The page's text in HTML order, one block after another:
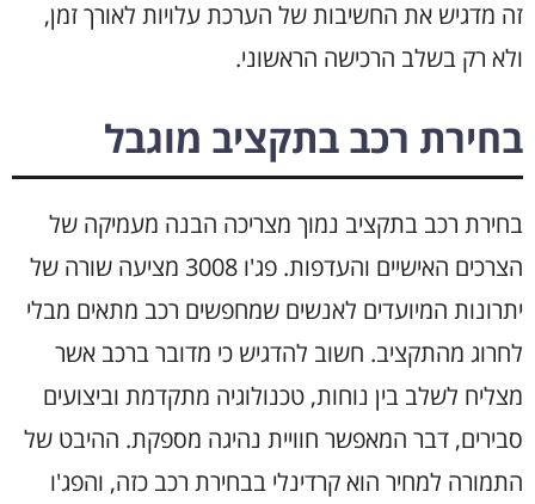
זה מדגיש את החשיבות של הערכת עלויות לאורך זמן,
ולא רק בשלב הרכישה הראשוני.
בחירת רכב בתקציב מוגבל
בחירת רכב בתקציב נמוך מצריכה הבנה מעמיקה של
הצרכים האישיים והעדפות. פג'ו 3008 מציעה שורה של
יתרונות המיועדים לאנשים שמחפשים רכב מתאים מבלי
לחרוג מהתקציב. חשוב להדגיש כי מדובר ברכב אשר
מצליח לשלב בין נוחות, טכנולוגיה מתקדמת וביצועים
סבירים, דבר המאפשר חוויית נהיגה מספקת. ההיבט של
התמורה למחיר הוא קרדינלי בבחירת רכב כזה, והפג'ו